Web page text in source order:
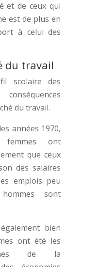
et de ceux qui
est de plus en
à celui des
du travail
scolaire des
du travail.
années 1970,
ont
que ceux
des salaires
emplois peu
sont
bien
ont été les
de la